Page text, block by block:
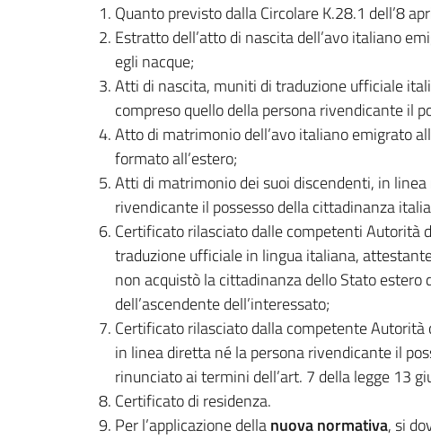
Quanto previsto dalla Circolare K.28.1 dell’8
Estratto dell’atto di nascita dell’avo italiano
egli nacque;
Atti di nascita, muniti di traduzione ufficiale
compreso quello della persona rivendicante il
Atto di matrimonio dell’avo italiano emigrato
formato all’estero;
Atti di matrimonio dei suoi discendenti, in
rivendicante il possesso della cittadinanza
Certificato rilasciato dalle competenti Autorità
traduzione ufficiale in lingua italiana,
non acquistò la cittadinanza dello Stato
dell’ascendente dell’interessato;
Certificato rilasciato dalla competente
in linea diretta né la persona rivendicante il
rinunciato ai termini dell’art. 7 della legge 13
Certificato di residenza.
Per l’applicazione dellanuova normativa, si